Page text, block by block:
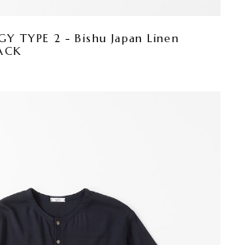
TYPE 2 - Bishu Japan Linen